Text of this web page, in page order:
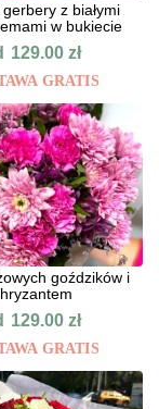
z białymi
w bukiecie
129.00zł
GRATIS
goździków i
129.00zł
GRATIS